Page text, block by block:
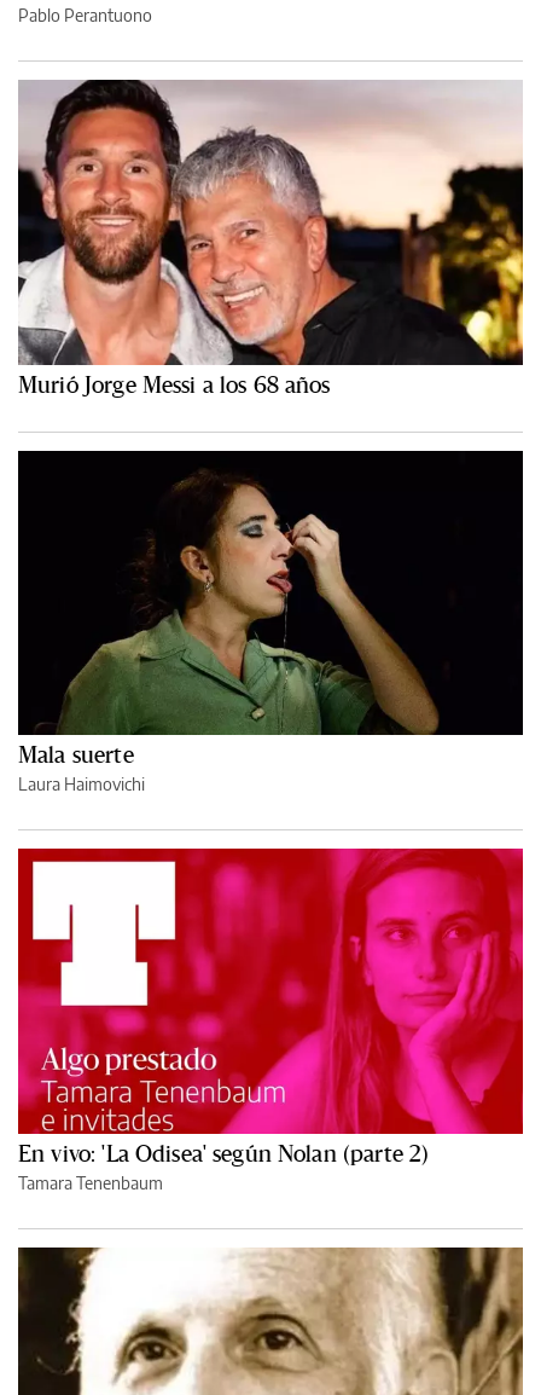
Pablo Perantuono
Murió Jorge Messi a los 68 años
Mala suerte
Laura Haimovichi
En vivo: 'La Odisea' según Nolan (parte 2)
Tamara Tenenbaum